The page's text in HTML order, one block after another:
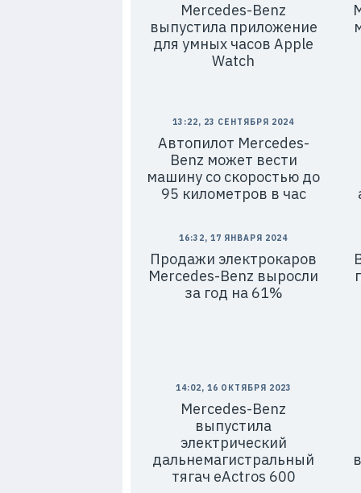
Mercedes-Benz
выпустила приложение
для умных часов Apple
Watch
13:22, 23 СЕНТЯБРЯ 2024
Автопилот Mercedes-
Benz может вести
машину со скоростью до
95 километров в час
16:32, 17 ЯНВАРЯ 2024
Продажи электрокаров
Mercedes-Benz выросли
за год на 61%
14:02, 16 ОКТЯБРЯ 2023
Mercedes-Benz
выпустила
электрический
дальнемагистральный
тягач eActros 600